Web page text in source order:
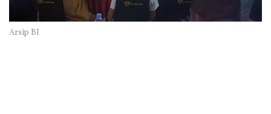
Arsip BI